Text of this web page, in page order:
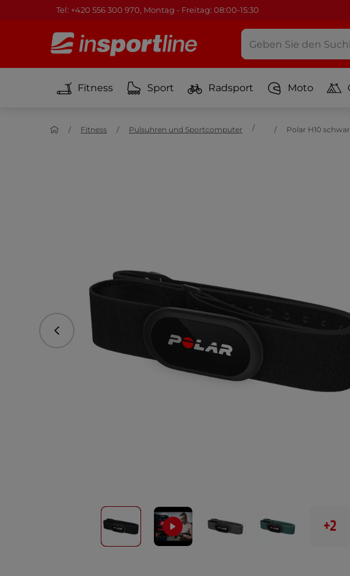
Tel: +420 556 300 970, Montag - Freitag: 08:00-15:30
Fitness Sport Radsport Moto
Fitness Pulsuhren und Sportcomputer Polar H10
vorhergehend
+2